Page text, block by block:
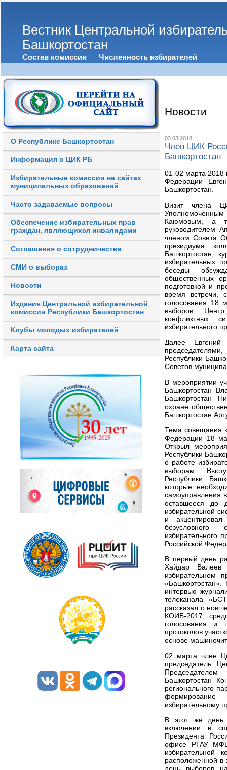
Вестник Центральной
Башкортостан
Состав комиссии Численность избирателей
О Республике Башкортостан
Информация о ЦИК РБ
Избирательные комиссии на сайтах
муниципальных образований
Часто задаваемые вопросы
Обеспечение избирательных прав
граждан, являющихся инвалидами
Соглашения о сотрудничестве
СМИ о выборах
Новости
Издания Центральной избирательной
комиссии Республики Башкортостан
Клубы молодых избирателей
Карта сайта
Новости
03.03.2018
Член ЦИК
Башкортостан
01-02 марта 2018
Федерации
Башкортостан.
Визит члена
Каюмовым, а
руководителем
членом Совета
президиума
Башкортостан,
избирательных
беседы
общественных
подготовкой и
время встречи,
голосования 18
выборов.
конфликтных
избирательного
Далее
Республики
Советов
В мероприятии
Башкортостан
Башкортостан
охране
Башкортостан
Тема совещания
Федерации 18
Открыл
Республики
о работе
выборам.
Республики
которые
самоуправления
оставшееся до
избирательной
и
безусловного
избирательного
Российской
В первый день
Хайдар Валеев
избирательном
интервью
телеканала
рассказал о
КОИБ-2017,
голосования и
протоколов
основе
02 марта член
председатель
Башкортостан
регионального
формирование
избирательному
В этот же день
включении в
Президента
офисе РГАУ
избирательной
расположенной в